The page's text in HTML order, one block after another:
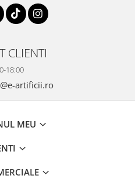
CLIENTI
18:00
artificii.ro
MEU